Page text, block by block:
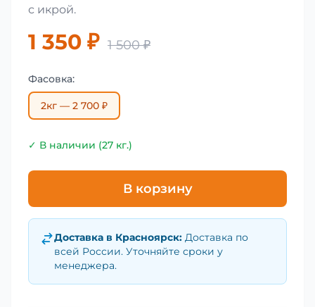
с икрой.
1 350 ₽ 1 500 ₽
Фасовка:
2кг — 2 700 ₽
✓ В наличии (27 кг.)
В корзину
Доставка в Красноярск: Доставка по
всей России. Уточняйте сроки у
менеджера.